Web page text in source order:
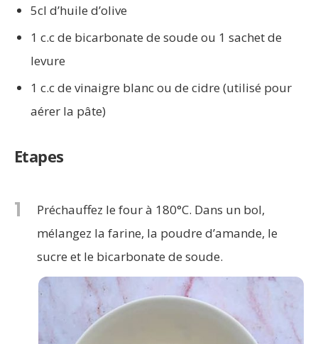
5cl d’huile d’olive
1 c.c de bicarbonate de soude ou 1 sachet de
levure
1 c.c de vinaigre blanc ou de cidre (utilisé pour
aérer la pâte)
Etapes
1
Préchauffez le four à 180°C. Dans un bol,
mélangez la farine, la poudre d’amande, le
sucre et le bicarbonate de soude.